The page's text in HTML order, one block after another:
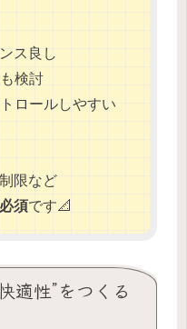
ス良し
検討
ロールしやすい
限など
須です📐
適性”をつくる